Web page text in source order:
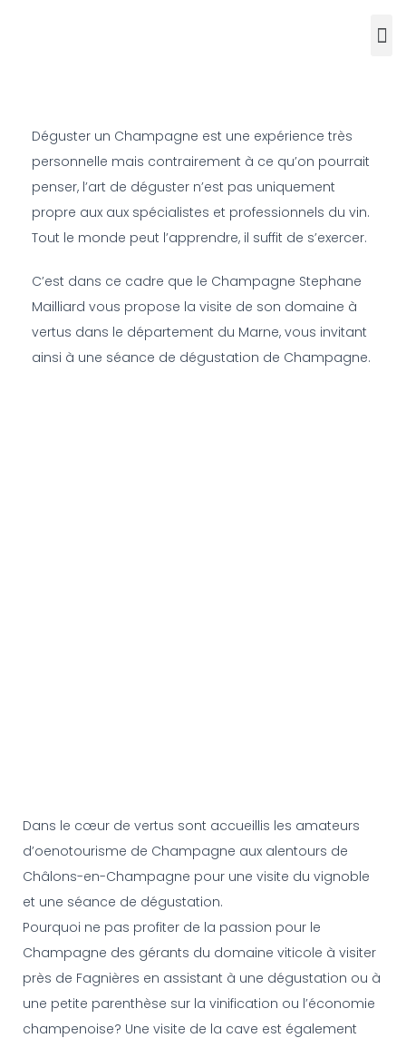
Déguster un Champagne est une expérience très
personnelle mais contrairement à ce qu’on pourrait
penser, l’art de déguster n’est pas uniquement
propre aux aux spécialistes et professionnels du vin.
Tout le monde peut l’apprendre, il suffit de s’exercer.
C’est dans ce cadre que le Champagne Stephane
Mailliard vous propose la visite de son domaine à
vertus dans le département du Marne, vous invitant
ainsi à une séance de dégustation de Champagne.
Dans le cœur de vertus sont accueillis les amateurs
d’oenotourisme de Champagne aux alentours de
Châlons-en-Champagne pour une visite du vignoble
et une séance de dégustation.
Pourquoi ne pas profiter de la passion pour le
Champagne des gérants du domaine viticole à visiter
près de Fagnières en assistant à une dégustation ou à
une petite parenthèse sur la vinification ou l’économie
champenoise? Une visite de la cave est également